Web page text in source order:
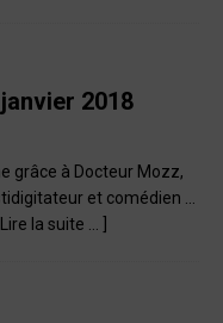
2018
grâce à Docteur Mozz,
et comédien …
la suite … ]